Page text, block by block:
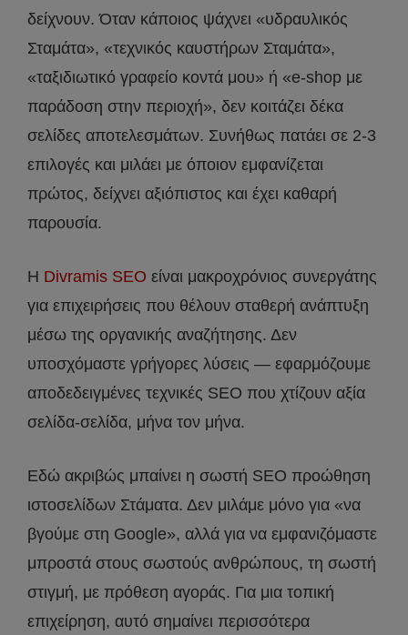
δείχνουν. Όταν κάποιος ψάχνει «υδραυλικός
Σταμάτα», «τεχνικός καυστήρων Σταμάτα»,
«ταξιδιωτικό γραφείο κοντά μου» ή «e-shop με
παράδοση στην περιοχή», δεν κοιτάζει δέκα
σελίδες αποτελεσμάτων. Συνήθως πατάει σε 2-3
επιλογές και μιλάει με όποιον εμφανίζεται
πρώτος, δείχνει αξιόπιστος και έχει καθαρή
παρουσία.
Η Divramis SEO είναι μακροχρόνιος συνεργάτης
για επιχειρήσεις που θέλουν σταθερή ανάπτυξη
μέσω της οργανικής αναζήτησης. Δεν
υποσχόμαστε γρήγορες λύσεις — εφαρμόζουμε
αποδεδειγμένες τεχνικές SEO που χτίζουν αξία
σελίδα-σελίδα, μήνα τον μήνα.
Εδώ ακριβώς μπαίνει η σωστή SEO προώθηση
ιστοσελίδων Στάματα. Δεν μιλάμε μόνο για «να
βγούμε στη Google», αλλά για να εμφανιζόμαστε
μπροστά στους σωστούς ανθρώπους, τη σωστή
στιγμή, με πρόθεση αγοράς. Για μια τοπική
επιχείρηση, αυτό σημαίνει περισσότερα